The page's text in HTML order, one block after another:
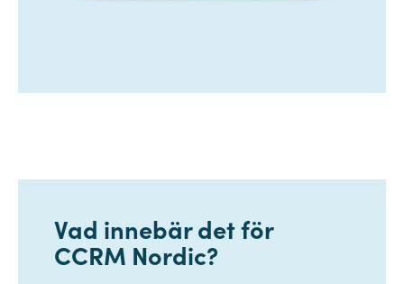
Vad innebär det för
CCRM Nordic?